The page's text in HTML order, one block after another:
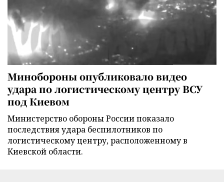
Минобороны опубликовало видео
удара по логистическому центру ВСУ
под Киевом
Министерство обороны России показало
последствия удара беспилотников по
логистическому центру, расположенному в
Киевской области.